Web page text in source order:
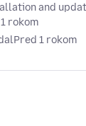
and
rokom
Pred 1 rokom